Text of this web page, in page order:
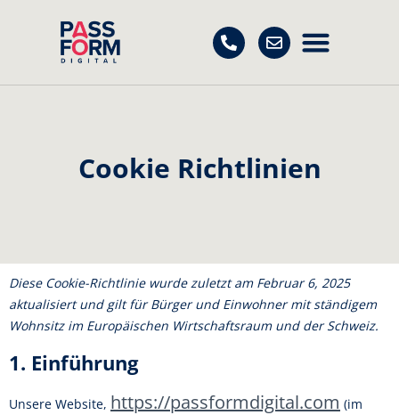
Cookie Richtlinien
Diese Cookie-Richtlinie wurde zuletzt am Februar 6, 2025
aktualisiert und gilt für Bürger und Einwohner mit ständigem
Wohnsitz im Europäischen Wirtschaftsraum und der Schweiz.
1. Einführung
Unsere Website, https://passformdigital.com (im